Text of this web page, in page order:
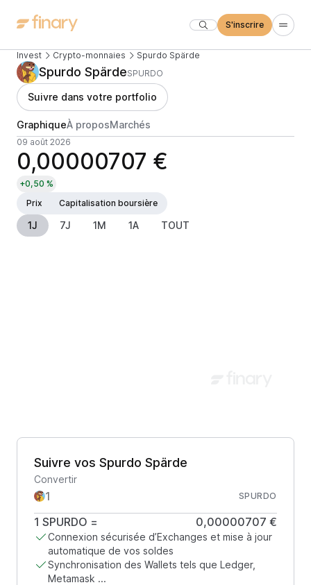
S'inscrire
Invest Crypto-monnaies Spurdo Spärde
Spurdo SpärdeSPURDO
Suivre dans votre portfolio
GraphiqueÀ proposMarchés
09 août 2026
0,00000707 €
+0,50 %
Prix
Capitalisation boursière
1J 7J 1M 1A TOUT
Suivre vos Spurdo Spärde
Convertir
SPURDO
1 SPURDO = 0,00000707 €
Connexion sécurisée d’Exchanges et mise à jour
automatique de vos soldes
Synchronisation des Wallets tels que Ledger,
Metamask ...